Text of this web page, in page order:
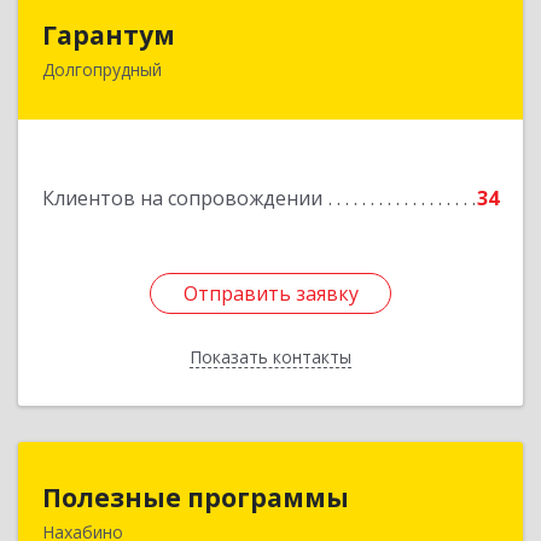
Гарантум
Долгопрудный
Клиентов на сопровождении 34
Отправить заявку
Показать контакты
141707, Московская обл, Долгопрудный г,
Отправить заявку
Назад
Полезные программы
Нахабино